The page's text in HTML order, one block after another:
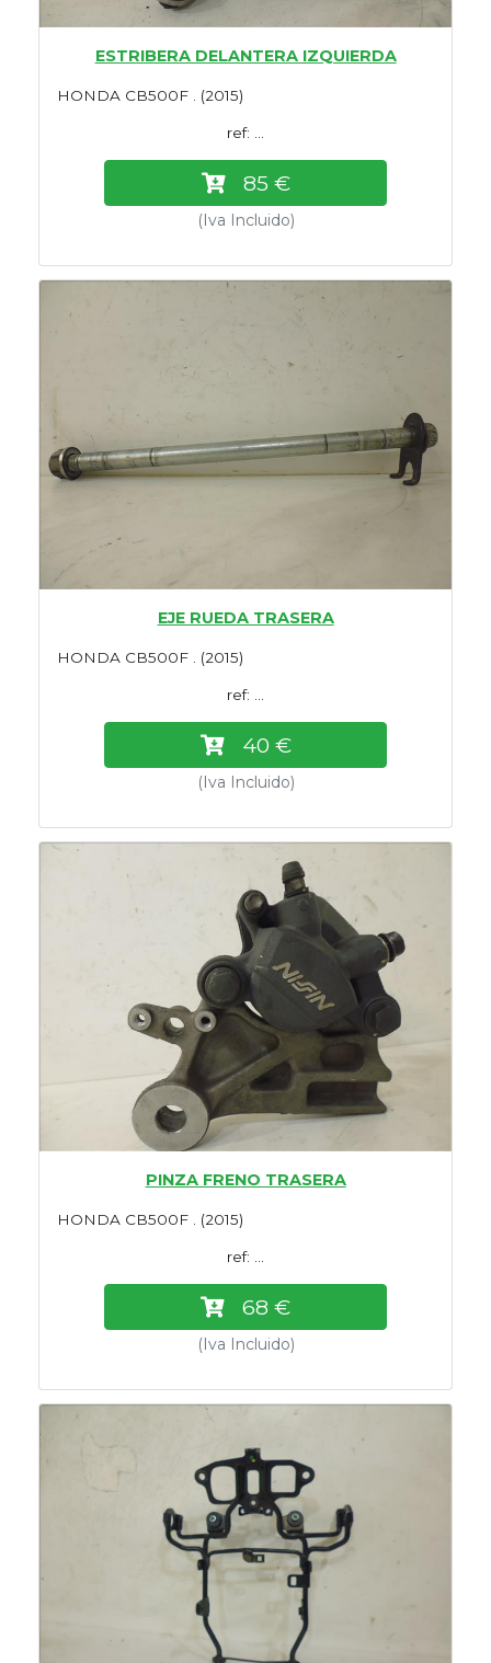
ESTRIBERA DELANTERA IZQUIERDA
HONDA CB500F . (2015)
ref: ...
85 €
(Iva Incluido)
EJE RUEDA TRASERA
HONDA CB500F . (2015)
ref: ...
40 €
(Iva Incluido)
PINZA FRENO TRASERA
HONDA CB500F . (2015)
ref: ...
68 €
(Iva Incluido)